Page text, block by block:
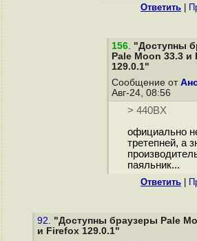
Ответить
156. "Доступны
Pale Moon 33.3 и
129.0.1"
Сообщение от
Авг-24, 08:56
> 440BX
официально
третепней, а
паяльник...
Ответить
92. "Доступны браузеры Pale
и Firefox 129.0.1"